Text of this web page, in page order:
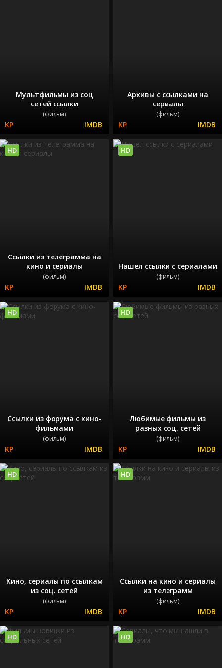
Мультфильмы из соц
сетей ссылки
(фильм)
Архивы с ссылками на
сериалы
(фильм)
Ссылки из телеграмма на
кино и сериалы
(фильм)
HD
Нашел ссылки с сериалами
(фильм)
HD
Ссылки из форума с кино-
фильмами
(фильм)
HD
Любимые фильмы из
разных соц. сетей
(фильм)
HD
Кино, сериалы по ссылкам
из соц. сетей
(фильм)
HD
Ссылки на кино и сериалы
из телеграмм
(фильм)
HD
HD HD